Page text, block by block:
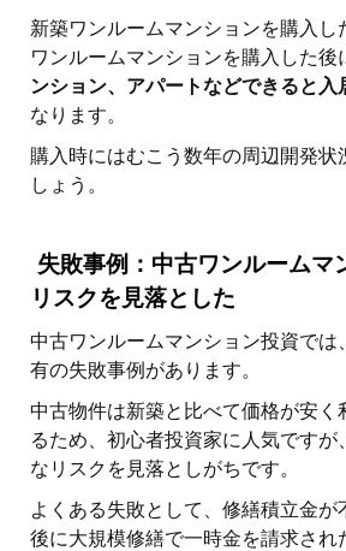
新築ワンルームマンションを購入し
ワンルームマンションを購入した後
ンション、アパートなどできると入
なります。
購入時にはむこう数年の周辺開発状
しょう。
失敗事例：中古ワンルームマ
リスクを見落とした
中古ワンルームマンション投資では
有の失敗事例があります。
中古物件は新築と比べて価格が安く
るため、初心者投資家に人気ですが
なリスクを見落としがちです。
よくある失敗として、修繕積立金が
後に大規模修繕で一時金を請求され